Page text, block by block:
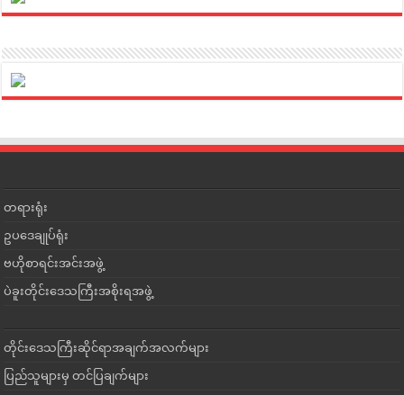
တရားရုံး
ဥပဒေချုပ်ရုံး
ဗဟိုစာရင်းအင်းအဖွဲ့
ပဲခူးတိုင်းဒေသကြီးအစိုးရအဖွဲ့
တိုင်းဒေသကြီးဆိုင်ရာအချက်အလက်များ
ပြည်သူများမှ တင်ပြချက်များ